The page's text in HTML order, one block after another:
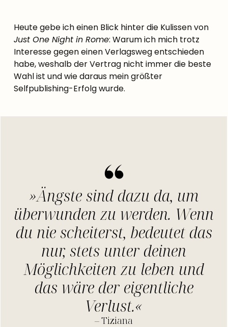
Heute gebe ich einen Blick hinter die Kulissen von
Just One Night in Rome: Warum ich mich trotz
Interesse gegen einen Verlagsweg entschieden
habe, weshalb der Vertrag nicht immer die beste
Wahl ist und wie daraus mein größter
Selfpublishing-Erfolg wurde.
»Ängste sind dazu da, um
überwunden zu werden. Wenn
du nie scheiterst, bedeutet das
nur, stets unter deinen
Möglichkeiten zu leben und
das wäre der eigentliche
Verlust.«
– Tiziana